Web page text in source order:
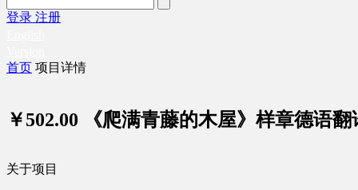
登录 注册
首页 项目详情
￥502.00 《爬满青藤的木屋》样章德语
关于项目